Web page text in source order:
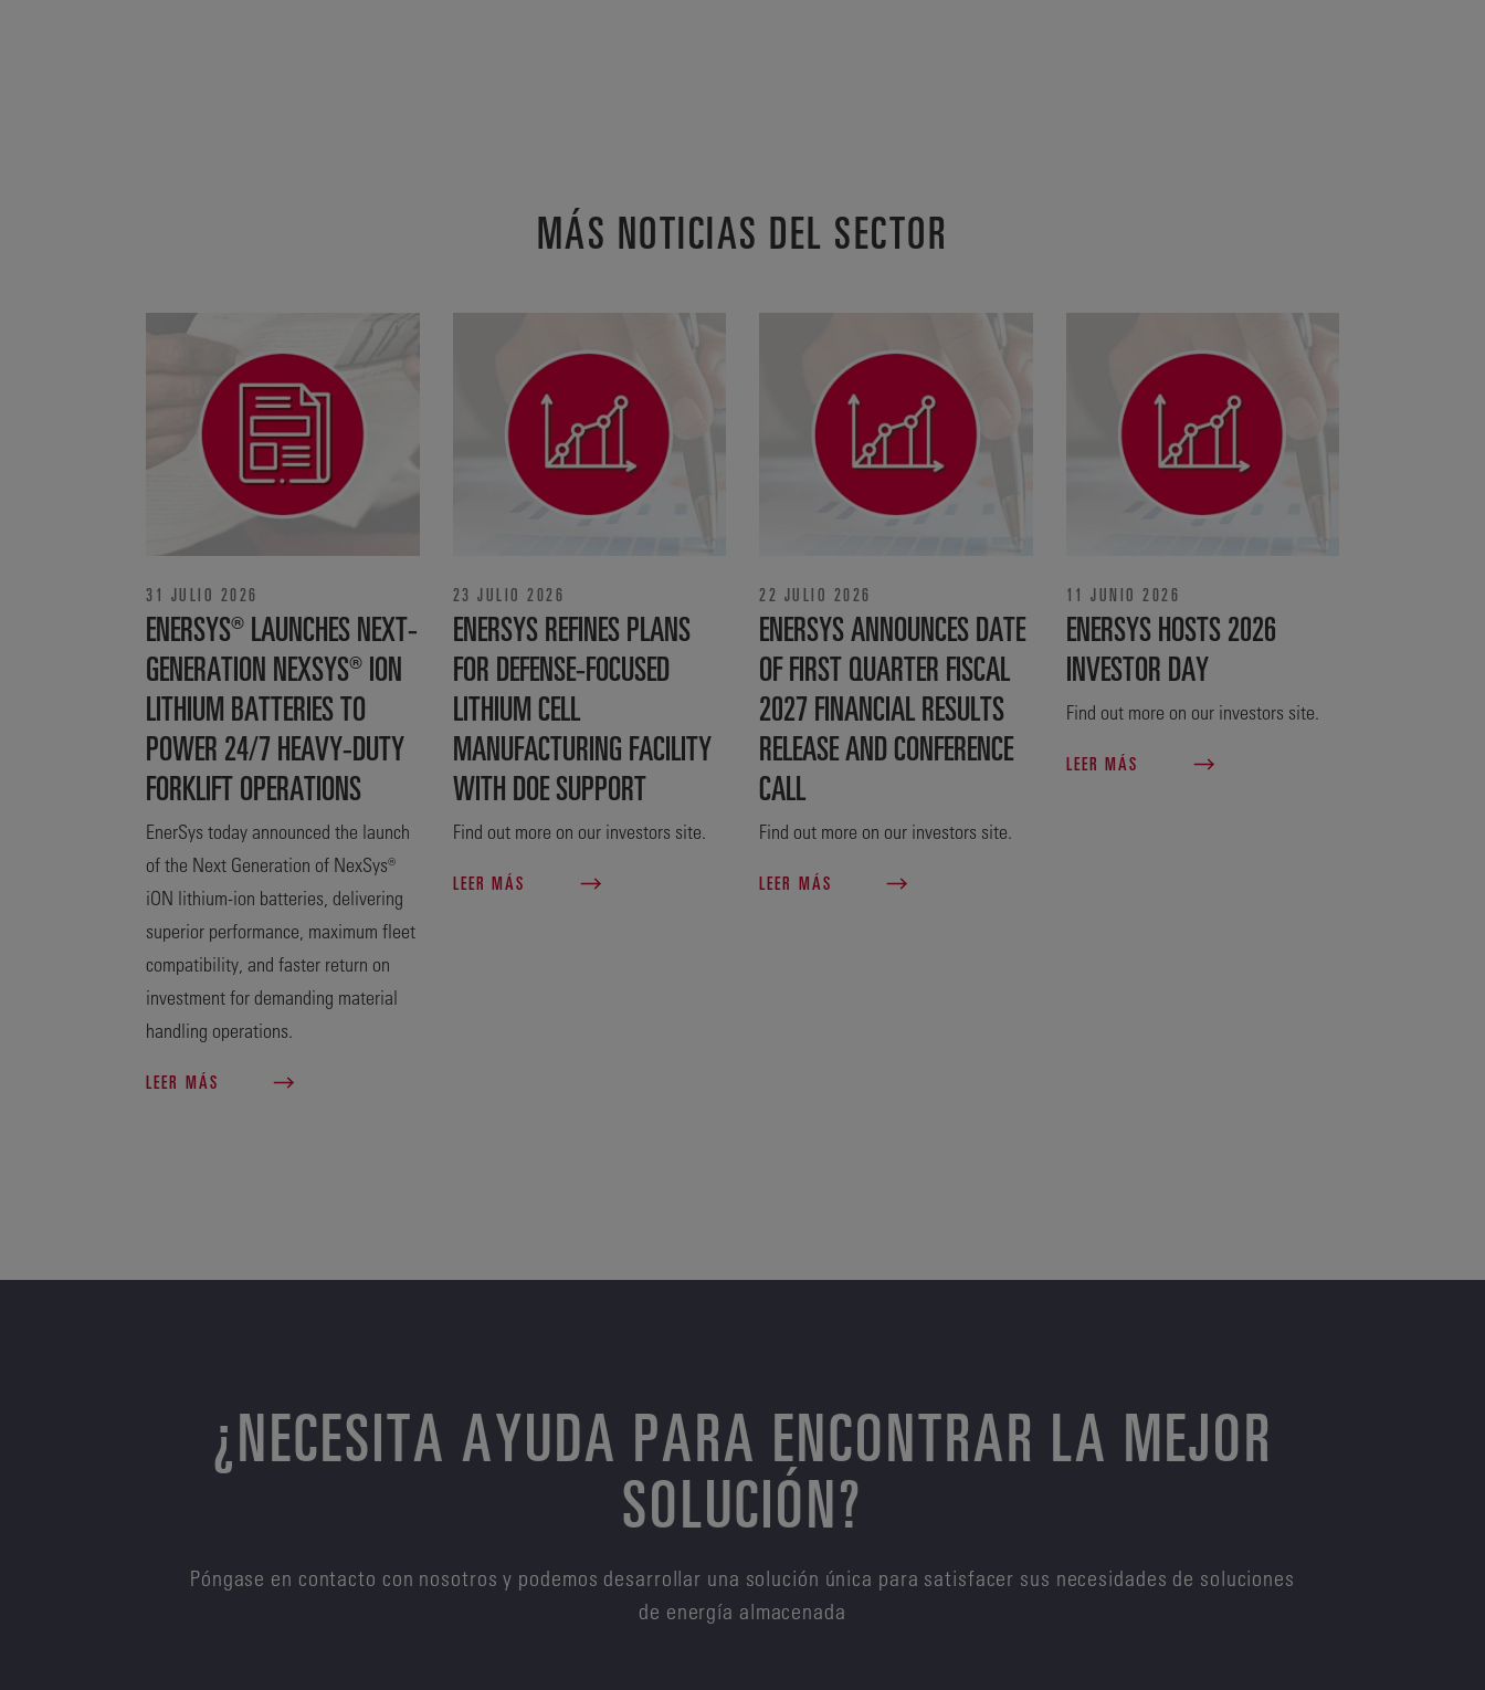
MÁS NOTICIAS DEL SECTOR
31 JULIO 2026
ENERSYS® LAUNCHES NEXT-
GENERATION NEXSYS® ION
LITHIUM BATTERIES TO
POWER 24/7 HEAVY-DUTY
FORKLIFT OPERATIONS
EnerSys today announced the launch
of the Next Generation of NexSys®
iON lithium-ion batteries, delivering
superior performance, maximum fleet
compatibility, and faster return on
investment for demanding material
handling operations.
LEER MÁS
23 JULIO 2026
ENERSYS REFINES PLANS
FOR DEFENSE‑FOCUSED
LITHIUM CELL
MANUFACTURING FACILITY
WITH DOE SUPPORT
Find out more on our investors site.
LEER MÁS
22 JULIO 2026
ENERSYS ANNOUNCES DATE
OF FIRST QUARTER FISCAL
2027 FINANCIAL RESULTS
RELEASE AND CONFERENCE
CALL
Find out more on our investors site.
LEER MÁS
11 JUNIO 2026
ENERSYS HOSTS 2026
INVESTOR DAY
Find out more on our investors site.
LEER MÁS
¿NECESITA AYUDA PARA ENCONTRAR LA MEJOR
SOLUCIÓN?
Póngase en contacto con nosotros y podemos desarrollar una solución única para satisfacer sus necesidades de soluciones
de energía almacenada